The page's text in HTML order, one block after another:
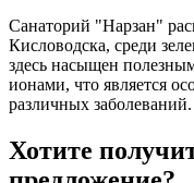
Санаторий "Нарзан"
Кисловодска, среди
здесь насыщен
ионами, что является
различных заболеваний.
Хотите